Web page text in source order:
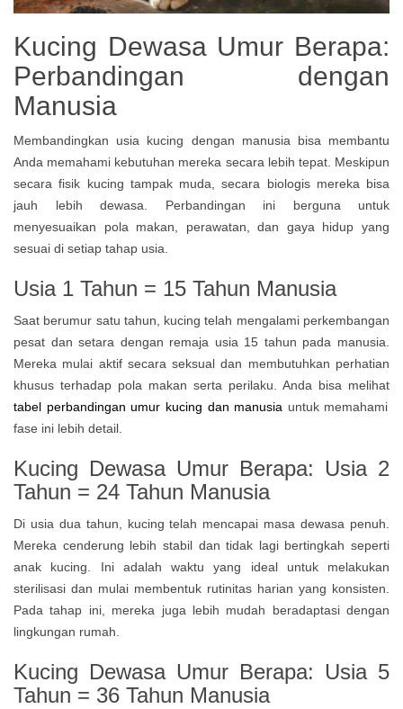
Kucing Dewasa Umur Berapa:
Perbandingan dengan
Manusia
Membandingkan usia kucing dengan manusia bisa membantu
Anda memahami kebutuhan mereka secara lebih tepat. Meskipun
secara fisik kucing tampak muda, secara biologis mereka bisa
jauh lebih dewasa. Perbandingan ini berguna untuk
menyesuaikan pola makan, perawatan, dan gaya hidup yang
sesuai di setiap tahap usia.
Usia 1 Tahun = 15 Tahun Manusia
Saat berumur satu tahun, kucing telah mengalami perkembangan
pesat dan setara dengan remaja usia 15 tahun pada manusia.
Mereka mulai aktif secara seksual dan membutuhkan perhatian
khusus terhadap pola makan serta perilaku. Anda bisa melihat
tabel perbandingan umur kucing dan manusia untuk memahami
fase ini lebih detail.
Kucing Dewasa Umur Berapa: Usia 2
Tahun = 24 Tahun Manusia
Di usia dua tahun, kucing telah mencapai masa dewasa penuh.
Mereka cenderung lebih stabil dan tidak lagi bertingkah seperti
anak kucing. Ini adalah waktu yang ideal untuk melakukan
sterilisasi dan mulai membentuk rutinitas harian yang konsisten.
Pada tahap ini, mereka juga lebih mudah beradaptasi dengan
lingkungan rumah.
Kucing Dewasa Umur Berapa: Usia 5
Tahun = 36 Tahun Manusia